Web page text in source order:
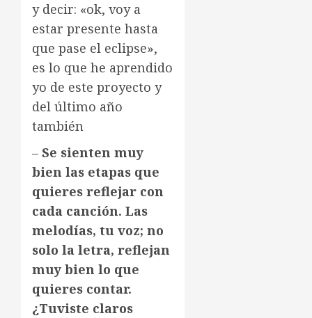
y decir: «ok, voy a
estar presente hasta
que pase el eclipse»,
es lo que he aprendido
yo de este proyecto y
del último año
también
– Se sienten muy
bien las etapas que
quieres reflejar con
cada canción. Las
melodías, tu voz; no
solo la letra, reflejan
muy bien lo que
quieres contar.
¿Tuviste claros